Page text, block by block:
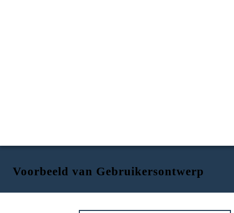
Voorbeeld van Gebruikersontwerp